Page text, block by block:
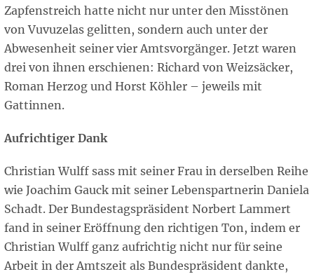
Zapfenstreich hatte nicht nur unter den Misstönen
von Vuvuzelas gelitten, sondern auch unter der
Abwesenheit seiner vier Amtsvorgänger. Jetzt waren
drei von ihnen erschienen: Richard von Weizsäcker,
Roman Herzog und Horst Köhler – jeweils mit
Gattinnen.
Aufrichtiger Dank
Christian Wulff sass mit seiner Frau in derselben Reihe
wie Joachim Gauck mit seiner Lebenspartnerin Daniela
Schadt. Der Bundestagspräsident Norbert Lammert
fand in seiner Eröffnung den richtigen Ton, indem er
Christian Wulff ganz aufrichtig nicht nur für seine
Arbeit in der Amtszeit als Bundespräsident dankte,